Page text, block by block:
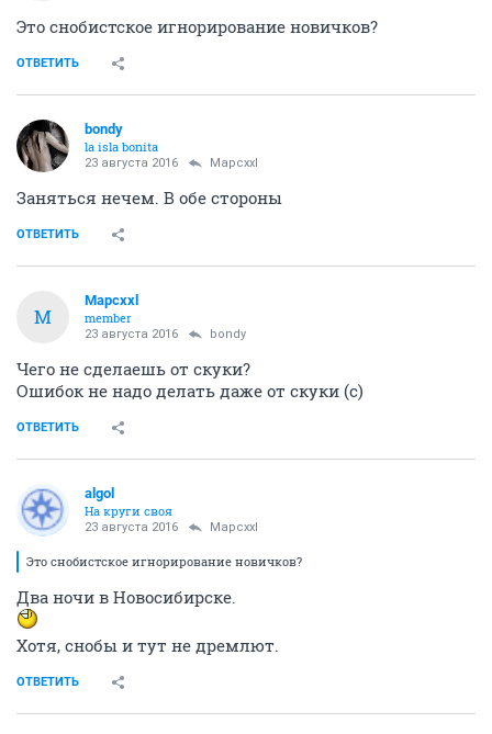
Это снобистское игнорирование новичков?
ОТВЕТИТЬ
bondy
la isla bonita
23 августа 2016 Mapcxxl
Заняться нечем. В обе стороны
ОТВЕТИТЬ
M
Mapcxxl
member
23 августа 2016 bondy
Чего не сделаешь от скуки?
Ошибок не надо делать даже от скуки (с)
ОТВЕТИТЬ
аlgоl
На круги своя
23 августа 2016 Mapcxxl
Это снобистское игнорирование новичков?
Два ночи в Новосибирске.
Хотя, снобы и тут не дремлют.
ОТВЕТИТЬ